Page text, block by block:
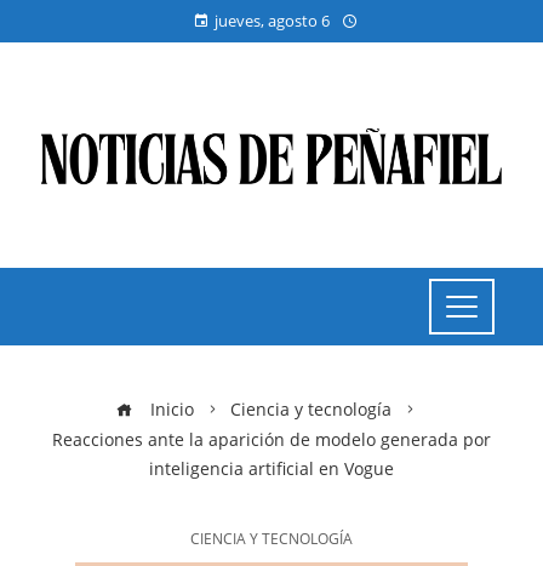
jueves, agosto 6
Inicio
Ciencia y tecnología
Reacciones ante la aparición de modelo generada por
inteligencia artificial en Vogue
CIENCIA Y TECNOLOGÍA